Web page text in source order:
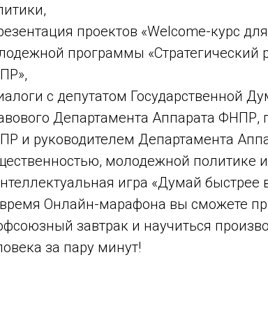
проектов «Welcome-курс
программы «Стратегический
с депутатом Государственной
Департамента Аппарата ФНПР,
и руководителем Департамента
молодежной политике
игра «Думай
Онлайн-марафона вы сможете
завтрак и научиться
за пару минут!